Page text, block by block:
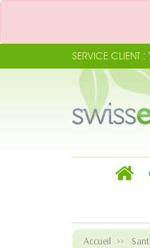
SERVICE CLIENT :
Accueil